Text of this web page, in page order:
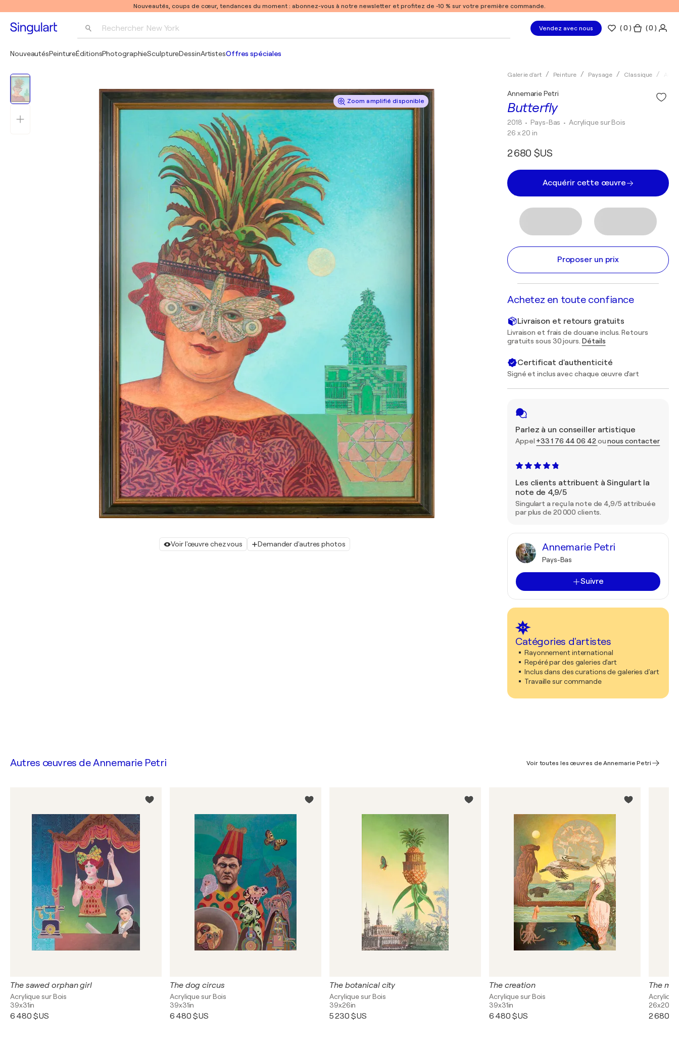
Nouveautés, coups de cœur, tendances du moment : abonnez-vous à notre newsletter et profitez de -10 % sur votre première commande.
Rechercher New York
Pablo Picasso
Vendez avec nous (0 ) ( 0 )
NouveautésPeintureÉditionsPhotographieSculptureDessinArtistesOffres spéciales
Zoom amplifié disponible
Voir l'œuvre chez vous Demander d'autres photos
Galerie d'art Peinture Paysage Classique
Butterfly
Annemarie Petri
2018 • Pays-Bas • Acrylique sur Bois
26 x 20 in
2 680 $US
Acquérir cette œuvre
Proposer un prix
Achetez en toute confiance
Livraison et retours gratuits
Livraison et frais de douane inclus. Retours
gratuits sous 30 jours. Détails
Certificat d'authenticité
Signé et inclus avec chaque œuvre d'art
Parlez à un conseiller artistique
Appel +33 1 76 44 06 42 ounous contacter
Les clients attribuent à Singulart la
note de 4,9/5
Singulart a reçu la note de 4,9/5 attribuée
par plus de 20 000 clients.
Annemarie Petri
Pays-Bas
Suivre
Catégories d'artistes
Rayonnement international
Repéré par des galeries d'art
Inclus dans des curations de galeries d'art
Travaille sur commande
Autres œuvres deAnnemarie Petri Voir toutes les œuvres de Annemarie Petri
The sawed orphan girl
Acrylique sur Bois
39x31in
6 480 $US
The dog circus
Acrylique sur Bois
39x31in
6 480 $US
The botanical city
Acrylique sur Bois
39x26in
5 230 $US
The creation
Acrylique sur Bois
39x31in
6 480 $US
The
26x20in
2 680